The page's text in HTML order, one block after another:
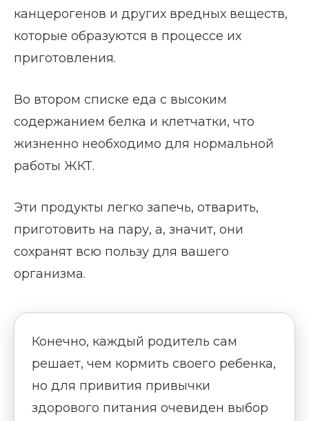
канцерогенов и других вредных веществ,
которые образуются в процессе их
приготовления.
Во втором списке еда с высоким
содержанием белка и клетчатки, что
жизненно необходимо для нормальной
работы ЖКТ.
Эти продукты легко запечь, отварить,
приготовить на пару, а, значит, они
сохранят всю пользу для вашего
организма.
Конечно, каждый родитель сам
решает, чем кормить своего ребенка,
но для привития привычки
здорового питания очевиден выбор